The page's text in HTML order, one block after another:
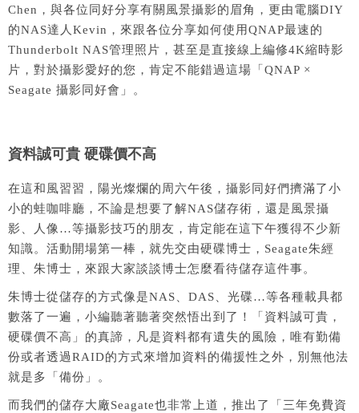
Chen，與各位同好分享有關風景攝影的眉角，更由電腦DIY
的NAS達人Kevin，來跟各位分享如何使用QNAP最速的
Thunderbolt NAS管理照片，甚至是直接線上編修4K縮時影
片，對於攝影愛好的您，肯定不能錯過這場「QNAP ×
Seagate 攝影同好會」。
資料誠可貴 硬碟價不高
在這和風習習，陽光燦爛的周六午後，攝影同好們擠滿了小
小的蛙咖啡廳，不論是想要了解NAS儲存術，還是風景攝
影、人像…等攝影技巧的朋友，肯定能在這下午獲得不少新
知識。活動開場第一棒，就先交由硬碟博士，Seagate朱經
理、朱博士，來跟大家談談博士怎麼看待儲存這件事。
朱博士從儲存的方式像是NAS、DAS、光碟…等各種載具都
數落了一遍，小編聽著聽著突然悟出到了！「資料誠可貴，
硬碟價不高」的真諦，凡是資料都有遺失的風險，唯有勤備
份或者透過RAID的方式來增加資料的備援性之外，別無他法
就是多「備份」。
而我們的儲存大廠Seagate也非常上道，推出了「三年免費資